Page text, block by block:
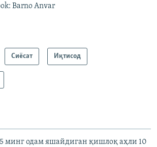
Barno Anvar
Сиёсат Иқтисод
минг одам яшайдиган қишлоқ аҳли 10